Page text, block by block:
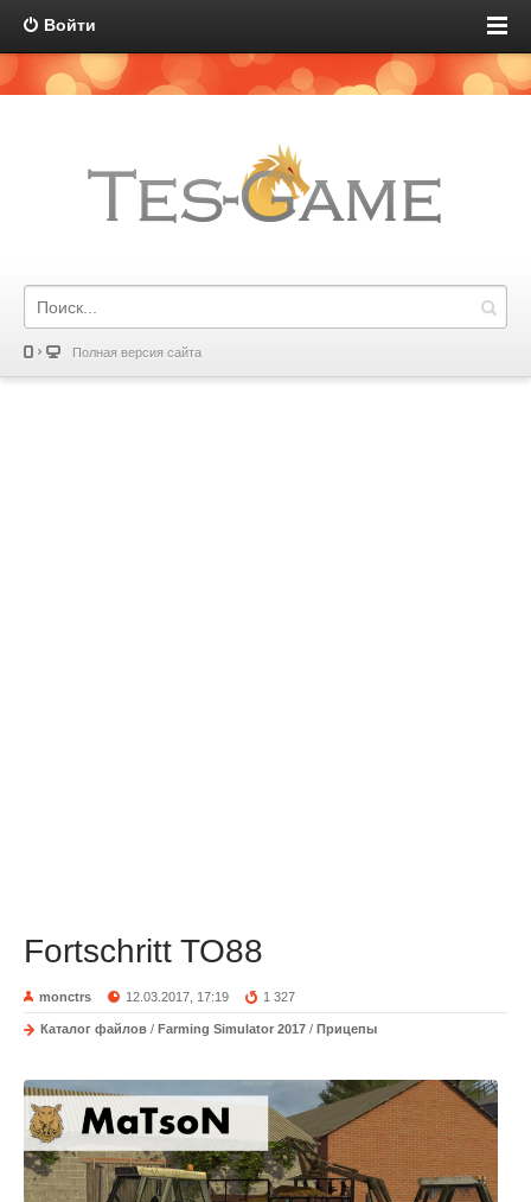
Войти
Полная версия сайта
Fortschritt TO88
monctrs 12.03.2017, 17:19 1 327
Каталог файлов / Farming Simulator 2017 / Прицепы